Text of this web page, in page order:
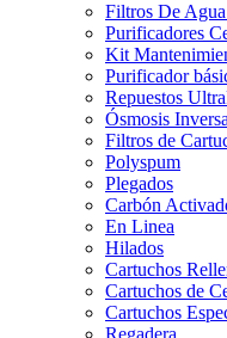
Filtros De
Purificadores
Kit
Purificador
Repuestos
Ósmosis
Filtros de
Polyspum
Plegados
Carbón
En Linea
Hilados
Cartuchos
Cartuchos de
Cartuchos
Regadera